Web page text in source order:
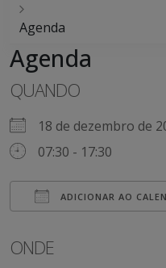
Agenda
Agenda
QUANDO
18 de dezembro de
07:30 - 17:30
ADICIONAR AO
ONDE